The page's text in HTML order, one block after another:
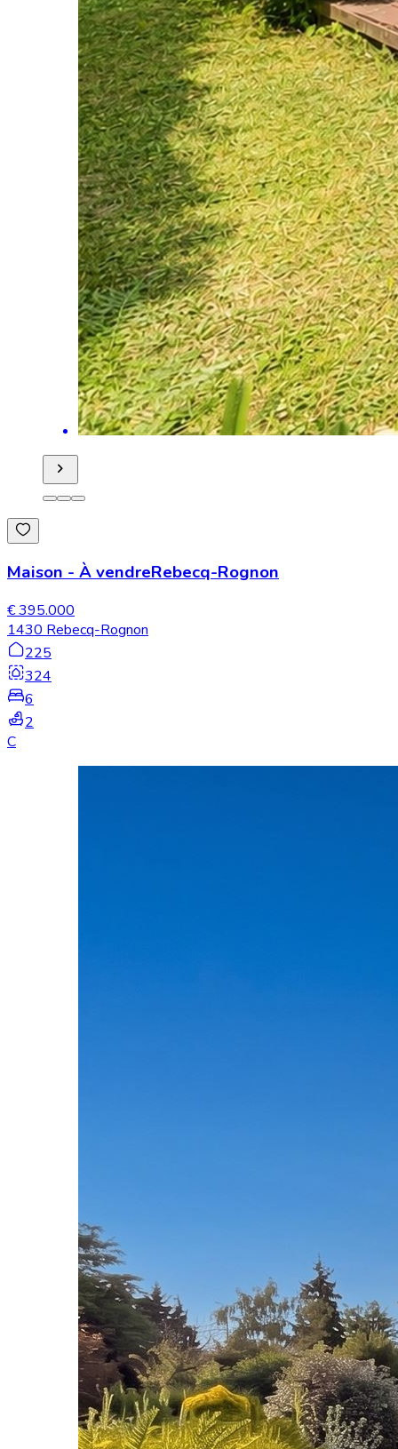
Maison - À vendreRebecq-Rognon
€ 395.000
1430 Rebecq-Rognon
225
324
6
2
C